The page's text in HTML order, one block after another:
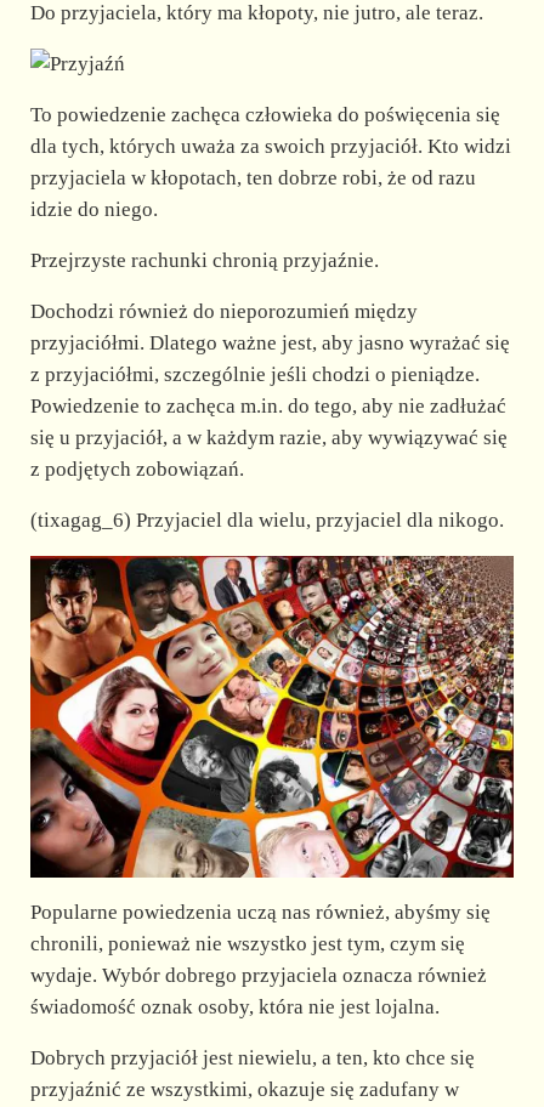
Do przyjaciela, który ma kłopoty, nie jutro, ale teraz.
To powiedzenie zachęca człowieka do poświęcenia się
dla tych, których uważa za swoich przyjaciół. Kto widzi
przyjaciela w kłopotach, ten dobrze robi, że od razu
idzie do niego.
Przejrzyste rachunki chronią przyjaźnie.
Dochodzi również do nieporozumień między
przyjaciółmi. Dlatego ważne jest, aby jasno wyrażać się
z przyjaciółmi, szczególnie jeśli chodzi o pieniądze.
Powiedzenie to zachęca m.in. do tego, aby nie zadłużać
się u przyjaciół, a w każdym razie, aby wywiązywać się
z podjętych zobowiązań.
(tixagag_6) Przyjaciel dla wielu, przyjaciel dla nikogo.
Popularne powiedzenia uczą nas również, abyśmy się
chronili, ponieważ nie wszystko jest tym, czym się
wydaje. Wybór dobrego przyjaciela oznacza również
świadomość oznak osoby, która nie jest lojalna.
Dobrych przyjaciół jest niewielu, a ten, kto chce się
przyjaźnić ze wszystkimi, okazuje się zadufany w